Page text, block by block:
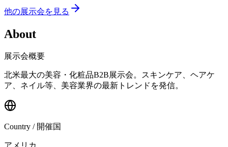
他の展示会を見る
About
展示会概要
北米最大の美容・化粧品B2B展示会。スキンケア、ヘアケ
ア、ネイル等、美容業界の最新トレンドを発信。
Country / 開催国
アメリカ